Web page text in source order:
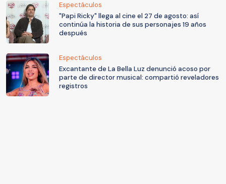
Espectáculos
"Papi Ricky" llega al cine el 27 de agosto: así
continúa la historia de sus personajes 19 años
después
Espectáculos
Excantante de La Bella Luz denunció acoso por
parte de director musical: compartió reveladores
registros